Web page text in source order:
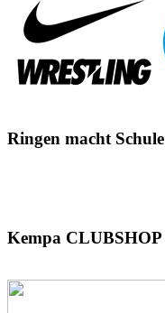
Ringen macht Schule
Kempa CLUBSHOP